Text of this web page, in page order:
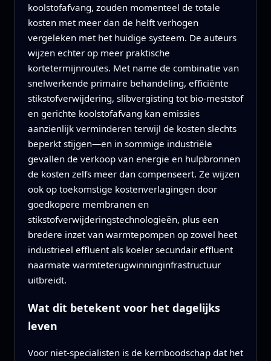
koolstofafvang, zouden momenteel de totale
kosten met meer dan de helft verhogen
vergeleken met het huidige systeem. De auteurs
wijzen echter op meer praktische
kortetermijnroutes. Met name de combinatie van
snelwerkende primaire behandeling, efficiënte
stikstofverwijdering, slibvergisting tot bio‑meststof
en gerichte koolstofafvang kan emissies
aanzienlijk verminderen terwijl de kosten slechts
beperkt stijgen—en in sommige industriële
gevallen de verkoop van energie en hulpbronnen
de kosten zelfs meer dan compenseert. Ze wijzen
ook op toekomstige kostenverlagingen door
goedkopere membranen en
stikstofverwijderingstechnologieën, plus een
bredere inzet van warmtepompen op zowel heet
industrieel effluent als koeler secundair effluent
naarmate warmteterugwinninginfrastructuur
uitbreidt.
Wat dit betekent voor het dagelijks
leven
Voor niet‑specialisten is de kernboodschap dat het